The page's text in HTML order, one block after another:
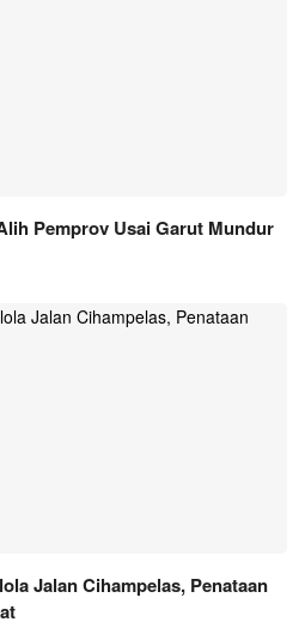
Pemprov Usai Garut Mundur
Jalan Cihampelas, Penataan